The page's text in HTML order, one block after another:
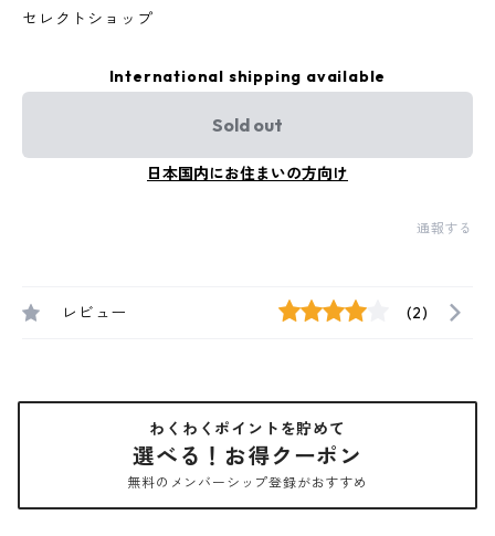
セレクトショップ
International shipping available
Sold out
日本国内にお住まいの方向け
通報する
レビュー (2)
わくわくポイントを貯めて
選べる！お得クーポン
無料のメンバーシップ登録がおすすめ